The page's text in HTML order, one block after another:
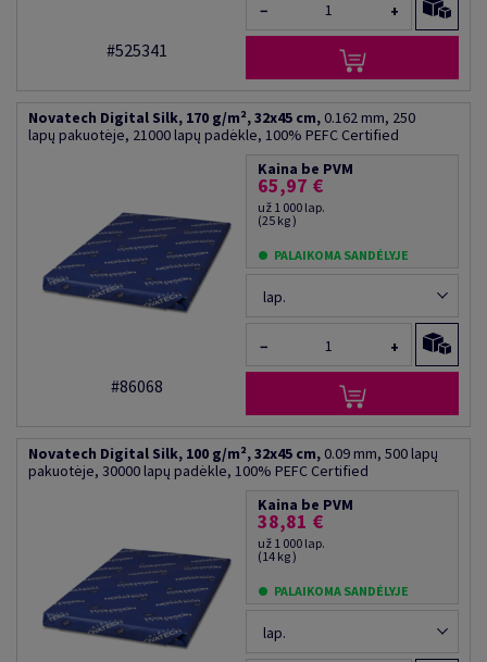
#525341
− +
Novatech Digital Silk, 170 g/m², 32x45 cm, 0.162 mm, 250
lapų pakuotėje, 21000 lapų padėkle, 100% PEFC Certified
#86068
Kaina be PVM
65,97 €
už 1 000 lap.
(25 kg )
PALAIKOMA SANDĖLYJE
lap.
− +
Novatech Digital Silk, 100 g/m², 32x45 cm, 0.09 mm, 500 lapų
pakuotėje, 30000 lapų padėkle, 100% PEFC Certified
Kaina be PVM
38,81 €
už 1 000 lap.
(14 kg )
PALAIKOMA SANDĖLYJE
lap.